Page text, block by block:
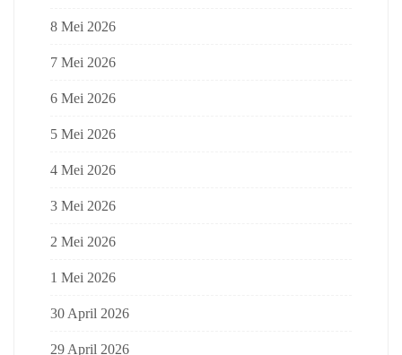
8 Mei 2026
7 Mei 2026
6 Mei 2026
5 Mei 2026
4 Mei 2026
3 Mei 2026
2 Mei 2026
1 Mei 2026
30 April 2026
29 April 2026